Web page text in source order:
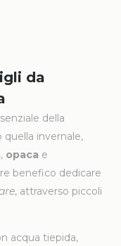
da
della
invernale,
, opaca e
benefico dedicare
, attraverso piccoli
acqua tiepida,